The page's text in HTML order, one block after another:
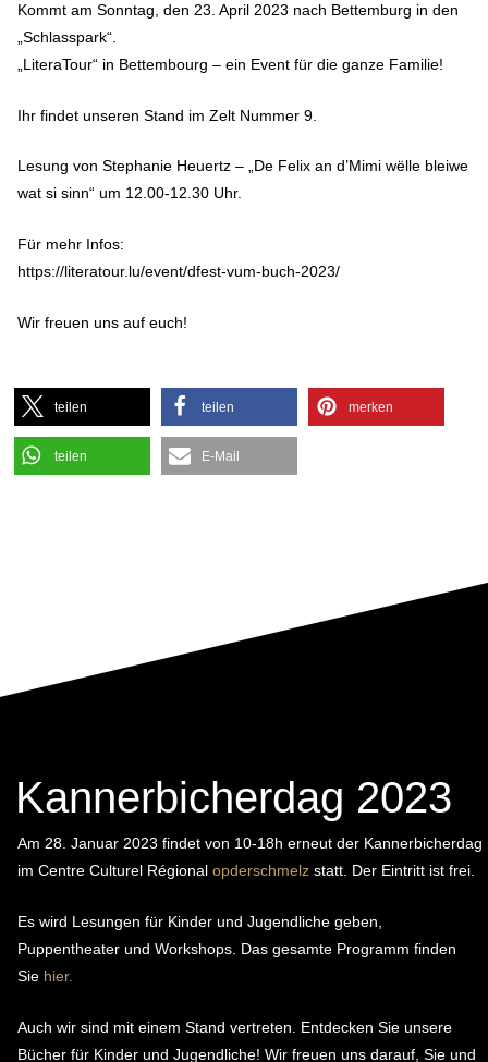
Kommt am Sonntag, den 23. April 2023 nach Bettemburg in den
„Schlasspark“.
„LiteraTour“ in Bettembourg – ein Event für die ganze Familie!
Ihr findet unseren Stand im Zelt Nummer 9.
Lesung von Stephanie Heuertz – „De Felix an d’Mimi wëlle bleiwe
wat si sinn“ um 12.00-12.30 Uhr.
Für mehr Infos:
https://literatour.lu/event/dfest-vum-buch-2023/
Wir freuen uns auf euch!
teilen teilen merken
teilen E-Mail
Kannerbicherdag 2023
Am 28. Januar 2023 findet von 10-18h erneut der Kannerbicherdag
im Centre Culturel Régional opderschmelz statt. Der Eintritt ist frei.
Es wird Lesungen für Kinder und Jugendliche geben,
Puppentheater und Workshops. Das gesamte Programm finden
Sie hier.
Auch wir sind mit einem Stand vertreten. Entdecken Sie unsere
Bücher für Kinder und Jugendliche! Wir freuen uns darauf, Sie und